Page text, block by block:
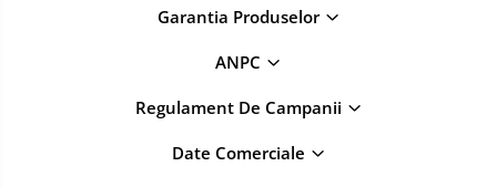
Garantia Produselor
ANPC
Regulament De Campanii
Date Comerciale